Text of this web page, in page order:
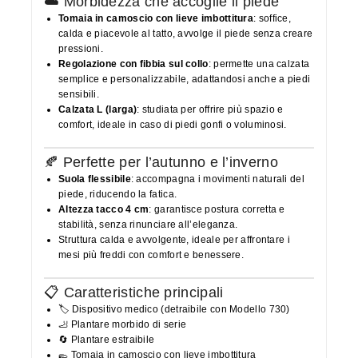
Tomaia in camoscio con lieve imbottitura: soffice,
calda e piacevole al tatto, avvolge il piede senza creare
pressioni.
Regolazione con fibbia sul collo: permette una calzata
semplice e personalizzabile, adattandosi anche a piedi
sensibili.
Calzata L (larga): studiata per offrire più spazio e
comfort, ideale in caso di piedi gonfi o voluminosi.
🍂 Perfette per l’autunno e l’inverno
Suola flessibile: accompagna i movimenti naturali del
piede, riducendo la fatica.
Altezza tacco 4 cm: garantisce postura corretta e
stabilità, senza rinunciare all’eleganza.
Struttura calda e avvolgente, ideale per affrontare i
mesi più freddi con comfort e benessere.
📋 Caratteristiche principali
🏷️ Dispositivo medico (detraibile con Modello 730)
🦶 Plantare morbido di serie
🔄 Plantare estraibile
🥿 Tomaia in camoscio con lieve imbottitura